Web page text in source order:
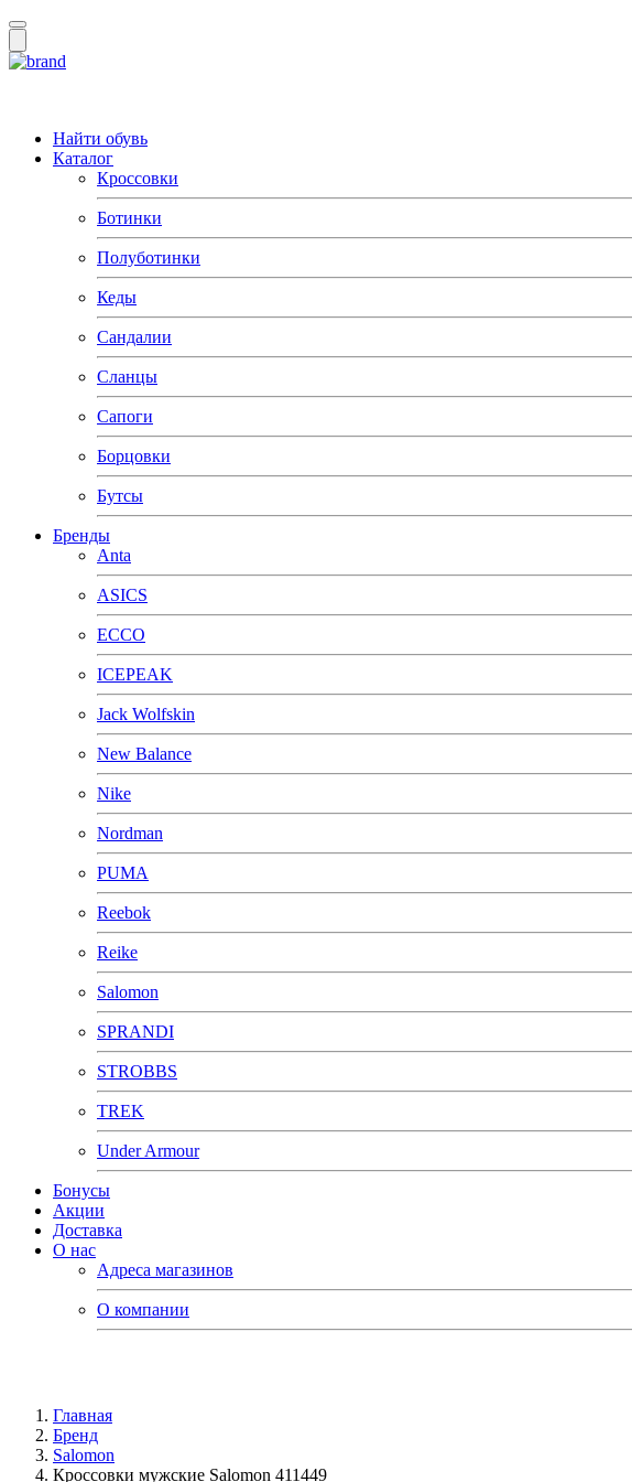
Найти обувь
Каталог
Кроссовки
Ботинки
Полуботинки
Кеды
Сандалии
Сланцы
Сапоги
Борцовки
Бутсы
Бренды
Anta
ASICS
ECCO
ICEPEAK
Jack Wolfskin
New Balance
Nike
Nordman
PUMA
Reebok
Reike
Salomon
SPRANDI
STROBBS
TREK
Under Armour
Бонусы
Акции
Доставка
О нас
Адреса магазинов
О компании
Главная
Бренд
Salomon
Кроссовки мужские Salomon 411449